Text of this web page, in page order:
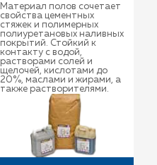
Материал полов сочетает
свойства цементных
стяжек и полимерных
полиуретановых наливных
покрытий. Стойкий к
контакту с водой,
растворами солей и
щелочей, кислотами до
20%, маслами и жирами, а
также растворителями.